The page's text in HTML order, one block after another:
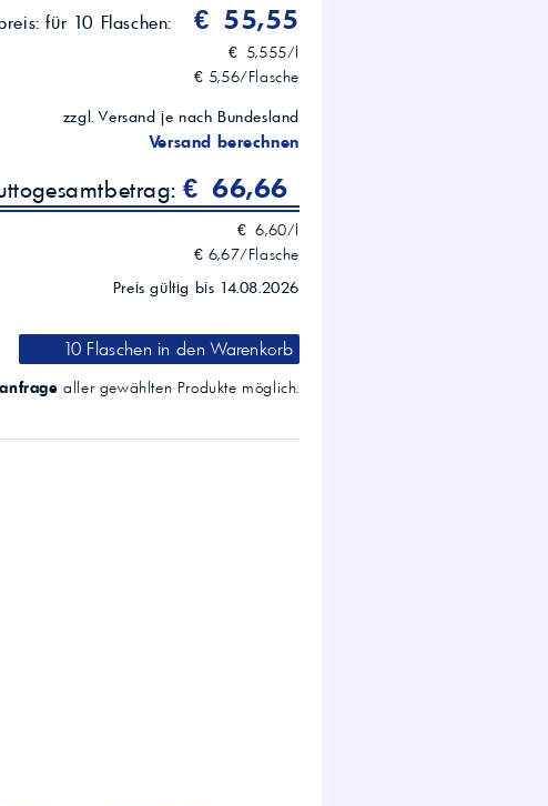
für 10 Flaschen: € 55,55
€ 5,555/l
€ 5,56/Flasche
zzgl. Versand je nach Bundesland
Versand berechnen
€ 66,66
€ 6,60/l
€ 6,67/Flasche
Preis gültig bis 14.08.2026
10 Flaschen in den Warenkorb
aller gewählten Produkte möglich.